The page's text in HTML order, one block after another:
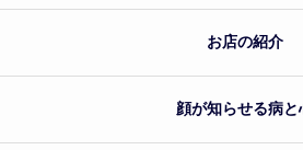
お店の紹介
顔が知らせる病と